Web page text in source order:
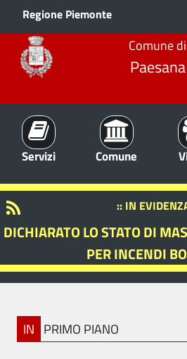
Regione Piemonte
Comune di
Paesana
Servizi Comune
:: IN
DICHIARATO LO STATO DI
PER INCENDI
IN PRIMO PIANO